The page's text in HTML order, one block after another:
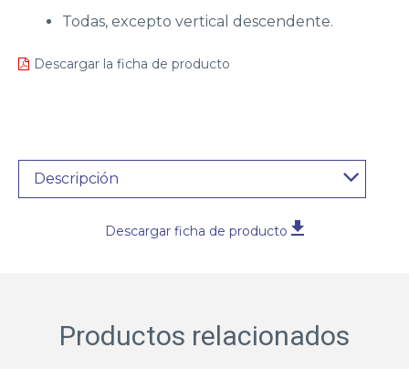
Todas, excepto vertical descendente.
Descargar la ficha de producto
Descripción
Descargar ficha de producto
Productos relacionados